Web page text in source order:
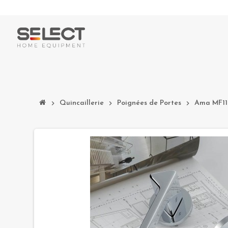
chevron_right Quincaillerie chevron_right Poignées de Portes chevron_right Ama MF11